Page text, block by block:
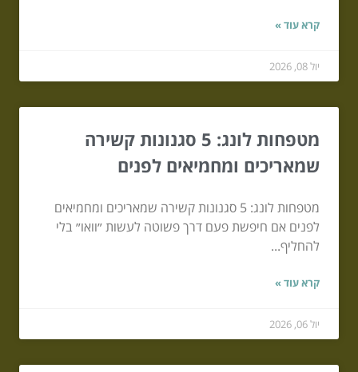
קרא עוד »
יול 08, 2026
מטפחות לונג: 5 סגנונות קשירה
שמאריכים ומחמיאים לפנים
מטפחות לונג: 5 סגנונות קשירה שמאריכים ומחמיאים
לפנים אם חיפשת פעם דרך פשוטה לעשות ״וואו״ בלי
להחליף...
קרא עוד »
יול 06, 2026